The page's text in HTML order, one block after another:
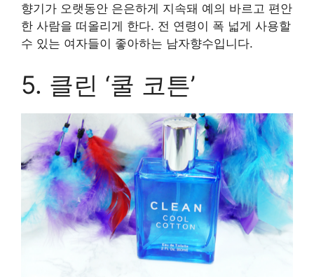
향기가 오랫동안 은은하게 지속돼 예의 바르고 편안
한 사람을 떠올리게 한다. 전 연령이 폭 넓게 사용할
수 있는 여자들이 좋아하는 남자향수입니다.
5. 클린 ‘쿨 코튼’